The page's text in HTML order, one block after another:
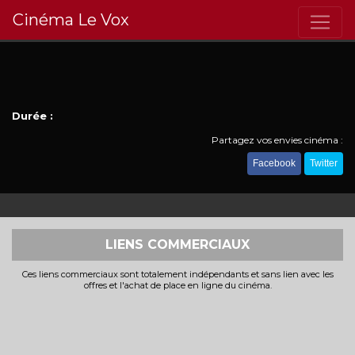
Cinéma Le Vox
Durée :
Partagez vos envies cinéma :
Facebook Twitter
LIENS COMMERCIAUX
Ces liens commerciaux sont totalement indépendants et sans lien avec les
offres et l'achat de place en ligne du cinéma.